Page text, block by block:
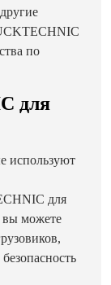
по
для
используют
для
вы можете